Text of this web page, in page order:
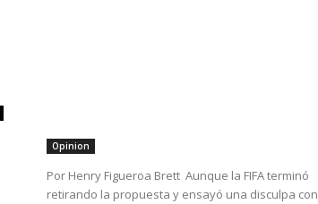
Opinion
Por Henry Figueroa Brett Aunque la FIFA terminó
retirando la propuesta y ensayó una disculpa con